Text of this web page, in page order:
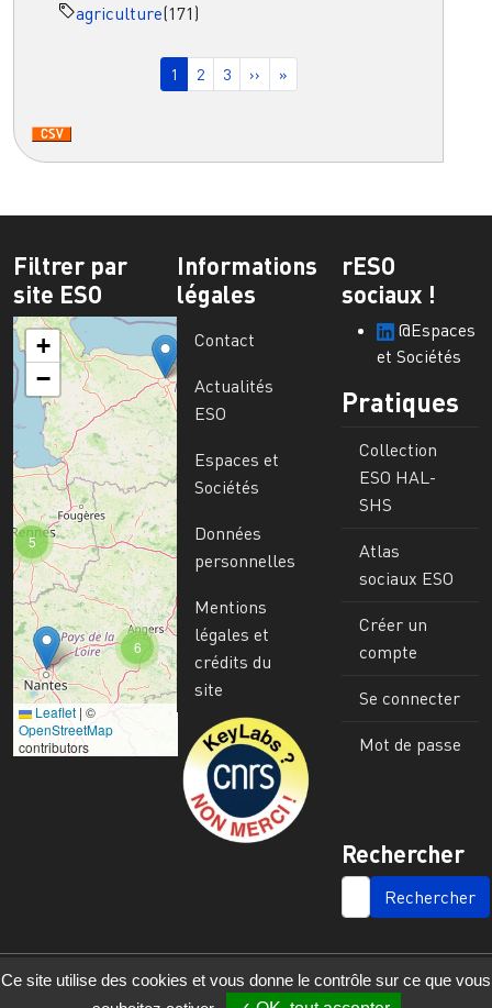
agriculture(171)
Page courante
1 Page
2 Page
3 Page suivante
›› Dernière page
»
Filtrer par
site ESO
6
5
+
−
Leaflet | ©
OpenStreetMap
contributors
Informations
légales
Contact
Actualités
ESO
Espaces et
Sociétés
Données
personnelles
Mentions
légales et
crédits du
site
Image
rESO
sociaux !
@Espaces
et Sociétés
Pratiques
Collection
ESO HAL-
SHS
Atlas
sociaux ESO
Créer un
compte
Se connecter
Mot de passe
Rechercher
SEARCH
Ce site utilise des cookies et vous donne le contrôle sur ce que vous